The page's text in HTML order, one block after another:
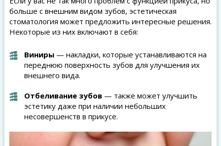
больше с внешним видом зубов, эстетическая
стоматология может предложить интересные решения.
Некоторые из них включают в себя:
Виниры— накладки, которые устанавливаются на
переднюю поверхность зубов для улучшения их
внешнего вида.
Отбеливание зубов— также может улучшить
эстетику даже при наличии небольших
несовершенств в прикусе.